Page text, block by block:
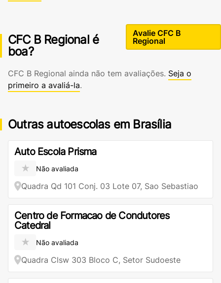
CFC B Regional é
boa?
Avalie CFC B
Regional
CFC B Regional ainda não tem avaliações. Seja o
primeiro a avaliá-la.
Outras autoescolas em Brasília
Auto Escola Prisma
★ Não avaliada
Quadra Qd 101 Conj. 03 Lote 07, Sao Sebastiao
Centro de Formacao de Condutores
Catedral
★ Não avaliada
Quadra Clsw 303 Bloco C, Setor Sudoeste